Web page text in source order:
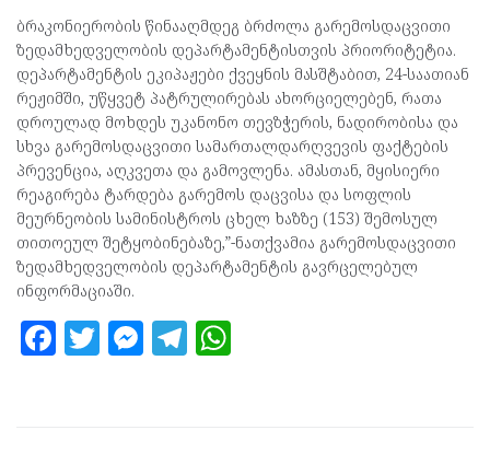
ბრაკონიერობის წინააღმდეგ ბრძოლა გარემოსდაცვითი
ზედამხედველობის დეპარტამენტისთვის პრიორიტეტია.
დეპარტამენტის ეკიპაჟები ქვეყნის მასშტაბით, 24-საათიან
რეჟიმში, უწყვეტ პატრულირებას ახორციელებენ, რათა
დროულად მოხდეს უკანონო თევზჭერის, ნადირობისა და
სხვა გარემოსდაცვითი სამართალდარღვევის ფაქტების
პრევენცია, აღკვეთა და გამოვლენა. ამასთან, მყისიერი
რეაგირება ტარდება გარემოს დაცვისა და სოფლის
მეურნეობის სამინისტროს ცხელ ხაზზე (153) შემოსულ
თითოეულ შეტყობინებაზე,”-ნათქვამია გარემოსდაცვითი
ზედამხედველობის დეპარტამენტის გავრცელებულ
ინფორმაციაში.
F T M T